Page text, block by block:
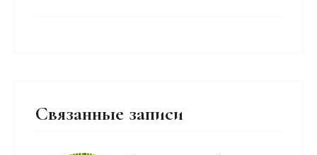
Связанные записи